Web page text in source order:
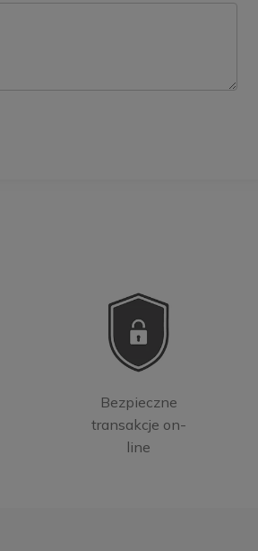
Bezpieczne
transakcje on-
line